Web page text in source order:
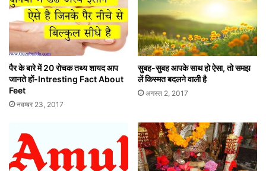
पैर के बारे में 20 रोचक तथ्य शायद आप
जानते हों-Intresting Fact About
Feet
नवम्बर 23, 2017
सुबह-सुबह आपके साथ हो ऐसा, तो समझ
लें किस्मत बदलने वाली है
अगस्त 2, 2017